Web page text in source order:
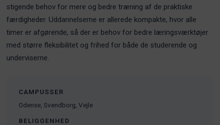
stigende behov for mere og bedre træning af de praktiske
færdigheder. Uddannelserne er allerede kompakte, hvor alle
timer er afgørende, så der er behov for bedre læringsværktøjer
med større fleksibilitet og frihed for både de studerende og
underviserne.
CAMPUSSER
Odense, Svendborg, Vejle
BELIGGENHED